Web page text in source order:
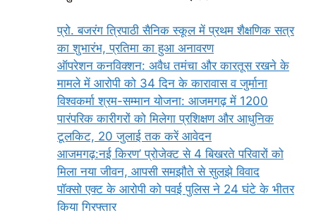
प्रो. बजरंग त्रिपाठी सैनिक स्कूल में प्रथम शैक्षणिक सत्र
का शुभारंभ, प्रतिमा का हुआ अनावरण
ऑपरेशन कनविक्शन: अवैध तमंचा और कारतूस रखने के
मामले में आरोपी को 34 दिन के कारावास व जुर्माना
विश्वकर्मा श्रम-सम्मान योजना: आजमगढ़ में 1200
पारंपरिक कारीगरों को मिलेगा प्रशिक्षण और आधुनिक
टूलकिट, 20 जुलाई तक करें आवेदन
आजमगढ़:नई किरण’ प्रोजेक्ट से 4 बिखरते परिवारों को
मिला नया जीवन, आपसी समझौते से सुलझे विवाद
पॉक्सो एक्ट के आरोपी को पवई पुलिस ने 24 घंटे के भीतर
किया गिरफ्तार